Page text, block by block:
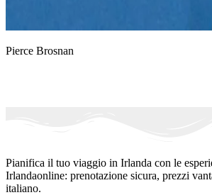
Pierce Brosnan
Pianifica il tuo viaggio in Irlanda con le
Irlandaonline: prenotazione sicura, prezzi
italiano.